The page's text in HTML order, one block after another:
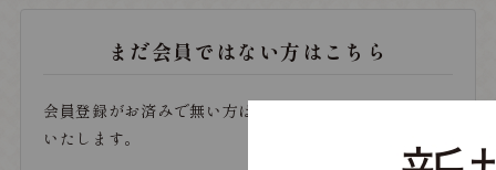
まだ会員ではない方はこちら
会員登録がお済みで無い方は、こちらから登録をお願い
いたします。